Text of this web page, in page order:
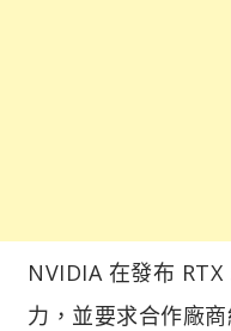
NVIDIA 在發布
力，並要求合作廠